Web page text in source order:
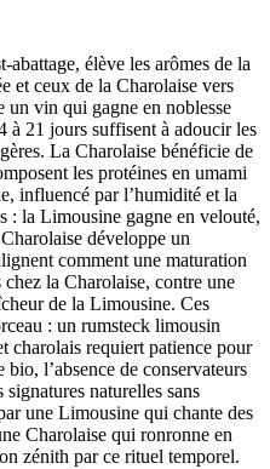
élève les arômes de la
et ceux de la Charolaise vers
un vin qui gagne en noblesse
à 21 jours suffisent à adoucir les
La Charolaise bénéficie de
les protéines en umami
influencé par l’humidité et la
: la Limousine gagne en velouté,
développe un
comment une maturation
chez la Charolaise, contre une
de la Limousine. Ces
: un rumsteck limousin
charolais requiert patience pour
l’absence de conservateurs
naturelles sans
une Limousine qui chante des
Charolaise qui ronronne en
zénith par ce rituel temporel.